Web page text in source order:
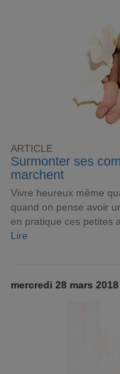
ARTICLE
Surmonter ses
marchent
Vivre heureux même
quand on pense avoir
en pratique ces petites
Lire
mercredi 28 mars 2018